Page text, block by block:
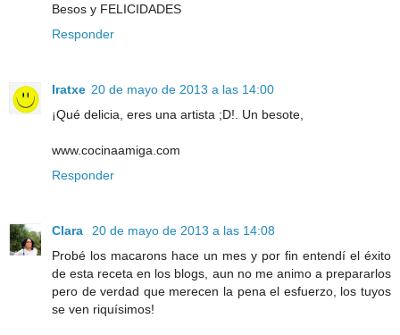
Besos y FELICIDADES
Responder
Iratxe 20 de mayo de 2013 a las 14:00
¡Qué delicia, eres una artista ;D!. Un besote,
www.cocinaamiga.com
Responder
Clara
20 de mayo de 2013 a las 14:08
Probé los macarons hace un mes y por fin entendí el éxito
de esta receta en los blogs, aun no me animo a prepararlos
pero de verdad que merecen la pena el esfuerzo, los tuyos
se ven riquísimos!